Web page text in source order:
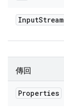
InputStream
傳回
Properties